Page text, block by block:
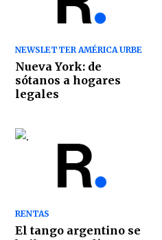
NEWSLETTER AMÉRICA URBE
Nueva York: de
sótanos a hogares
legales
RENTAS
El tango argentino se